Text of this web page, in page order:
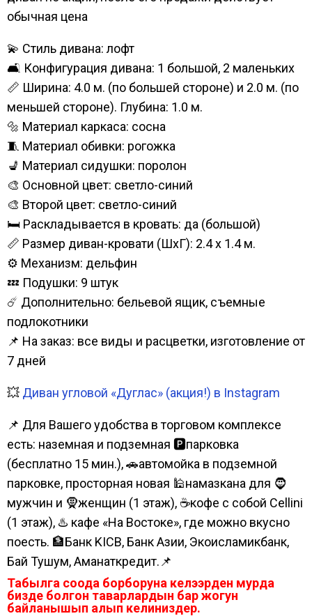
обычная цена
💫 Стиль дивана: лофт
🛋️ Конфигурация дивана: 1 большой, 2 маленьких
📏 Ширина: 4.0 м. (по большей стороне) и 2.0 м. (по
меньшей стороне). Глубина: 1.0 м.
🔩 Материал каркаса: сосна
🧵 Материал обивки: рогожка
💺 Материал сидушки: поролон
🎨 Основной цвет: светло-синий
🎨 Второй цвет: светло-синий
🛏️ Раскладывается в кровать: да (большой)
📏 Размер диван-кровати (ШхГ): 2.4 х 1.4 м.
⚙️ Механизм: дельфин
💤 Подушки: 9 штук
☄️ Дополнительно: бельевой ящик, съемные
подлокотники
📌 На заказ: все виды и расцветки, изготовление от
7 дней
💥 Диван угловой «Дуглас» (акция!) в Instagram
📌 Для Вашего удобства в торговом комплексе
есть: наземная и подземная 🅿парковка
(бесплатно 15 мин.), 🚗автомойка в подземной
парковке, просторная новая 🕌намазкана для 🧔
мужчин и 🧕женщин (1 этаж), ☕кофе с собой Cellini
(1 этаж), ♨️ кафе «На Востоке», где можно вкусно
поесть. 🏦Банк KICB, Банк Азии, Экоисламикбанк,
Бай Тушум, Аманаткредит.📌
Табылга соода борборуна келээрден мурда
бизде болгон таварлардын бар жогун
байланышып алып келиниздер.